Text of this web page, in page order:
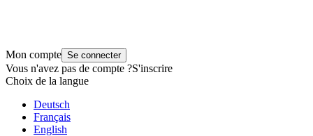
Mon compte Se connecter
Vous n'avez pas de compte ?S'inscrire
Choix de la langue
Deutsch
Français
English